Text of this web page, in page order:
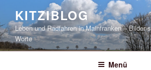
springen
KITZIBLOG
Leben und Radfahren in Mainfranken – Bilder
Worte
Menü